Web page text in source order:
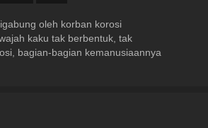
oleh korban korosi
kaku tak berbentuk, tak
bagian-bagian kemanusiaannya